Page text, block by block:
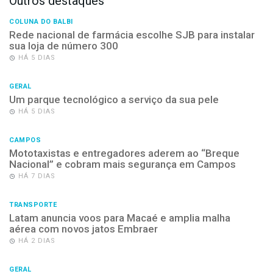
COLUNA DO BALBI
Rede nacional de farmácia escolhe SJB para instalar
sua loja de número 300
HÁ 5 DIAS
GERAL
Um parque tecnológico a serviço da sua pele
HÁ 5 DIAS
CAMPOS
Mototaxistas e entregadores aderem ao “Breque
Nacional” e cobram mais segurança em Campos
HÁ 7 DIAS
TRANSPORTE
Latam anuncia voos para Macaé e amplia malha
aérea com novos jatos Embraer
HÁ 2 DIAS
GERAL